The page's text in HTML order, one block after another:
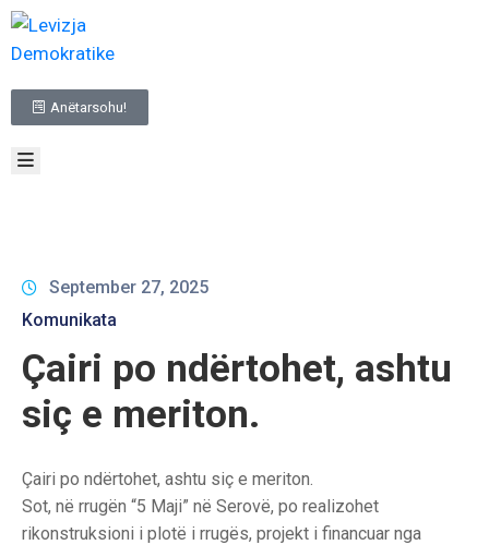
Anëtarsohu!
BALLINA
RRETH
TË
KARAKTER
PUBLIK
NA
KONTAKTO
September 27, 2025
Komunikata
Çairi po ndërtohet, ashtu
siç e meriton.
Çairi po ndërtohet, ashtu siç e meriton.
Sot, në rrugën “5 Maji” në Serovë, po realizohet
rikonstruksioni i plotë i rrugës, projekt i financuar nga